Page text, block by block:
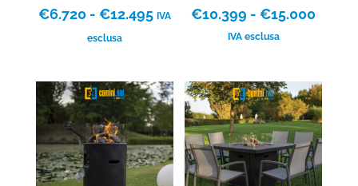
€6.720 - €12.495Fascia
€6.720
a
€12.495
IVA
esclusa
€10.399 - €15.000Fascia
a
IVA esclusa